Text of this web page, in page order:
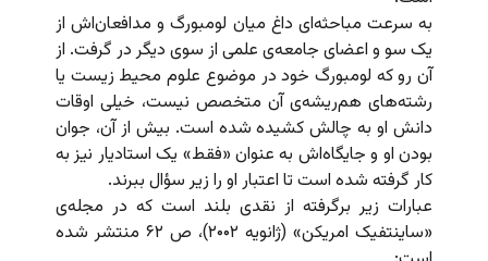
به سرعت مباحثه‌ای داغ میان لومبورگ و مدافعان‌اش از
یک سو و اعضای جامعه‌ی علمی از سوی دیگر در گرفت. از
آن رو که لومبورگ خود در موضوع علوم محیط زیست یا
رشته‌های هم‌ریشه‌ی آن متخصص نیست، خیلی اوقات
دانش او به چالش کشیده شده است. بیش از آن، جوان
بودن او و جایگاه‌اش به عنوان «فقط» یک استادیار نیز به
کار گرفته شده است تا اعتبار او را زیر سؤال ببرند.
عبارات زیر برگرفته از نقدی بلند است که در مجله‌ی
«ساینتفیک امریکن» (ژانویه ۲۰۰۲)، ص ۶۲ منتشر شده